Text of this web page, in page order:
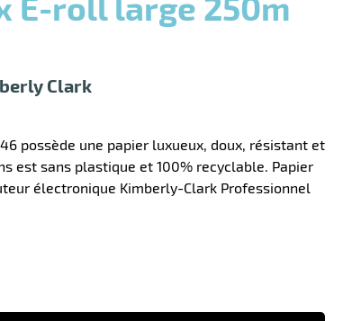
Clark
possède une papier luxueux, doux, résistant et
est sans plastique et 100% recyclable. Papier
électronique Kimberly-Clark Professionnel